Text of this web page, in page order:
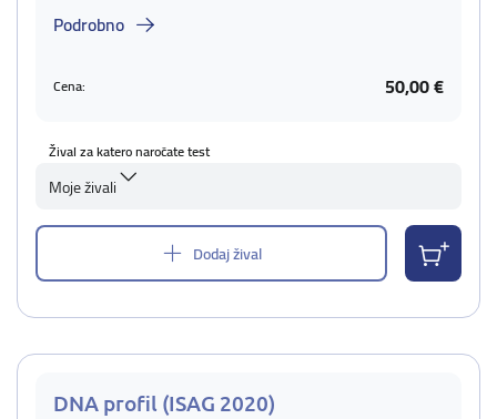
Podrobno
Cena: 50,00 €
Žival za katero naročate test
Moje živali
Dodaj žival
DNA profil (ISAG 2020)